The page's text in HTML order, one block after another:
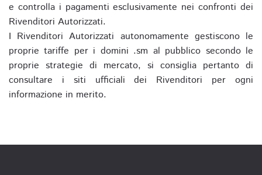
e controlla i pagamenti esclusivamente nei confronti dei
Rivenditori Autorizzati.
I Rivenditori Autorizzati autonomamente gestiscono le
proprie tariffe per i domini .sm al pubblico secondo le
proprie strategie di mercato, si consiglia pertanto di
consultare i siti ufficiali dei Rivenditori per ogni
informazione in merito.